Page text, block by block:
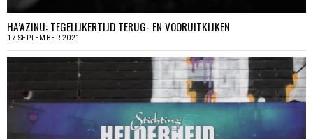
HA’AZINU: TEGELIJKERTIJD TERUG- EN VOORUITKIJKEN
17 SEPTEMBER 2021